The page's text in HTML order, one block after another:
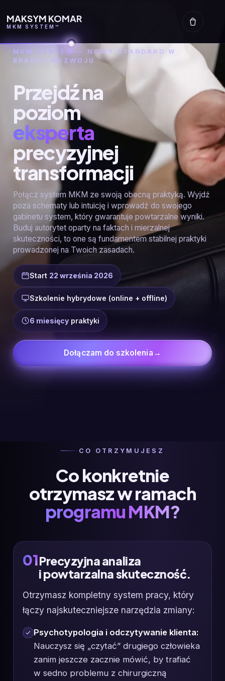
MAKSYM KOMAR
MKM SYSTEM™
MKM SYSTEM — NOWY STANDARD W
BRANŻY ROZWOJU
Przejdź na
poziom
eksperta
precyzyjnej
transformacji
Połącz system MKM ze swoją obecną praktyką. Wyjdź
poza schematy lub intuicję i wprowadź do swojego
gabinetu system, który gwarantuje powtarzalne wyniki.
Buduj autorytet oparty na faktach i mierzalnej
skuteczności, to one są fundamentem stabilnej praktyki
prowadzonej na Twoich zasadach.
Start 22 września 2026
Szkolenie hybrydowe (online + offline)
6 miesięcypraktyki
Dołączam do szkolenia →
CO OTRZYMUJESZ
Co konkretnie
otrzymasz w ramach
programu MKM?
01Precyzyjna analiza
i powtarzalna skuteczność.
Otrzymasz kompletny system pracy, który
łączy najskuteczniejsze narzędzia zmiany:
Psychotypologia i odczytywanie klienta:
Nauczysz się „czytać” drugiego człowieka
zanim jeszcze zacznie mówić, by trafiać
w sedno problemu z chirurgiczną